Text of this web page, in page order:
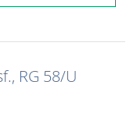
RG 58/U